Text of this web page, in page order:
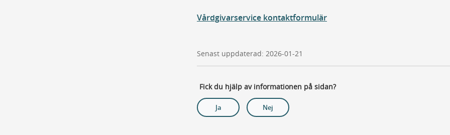
Vårdgivarservice kontaktformulär
Senast uppdaterad: 2026-01-21
Fick du hjälp av informationen på sidan?
Ja Nej